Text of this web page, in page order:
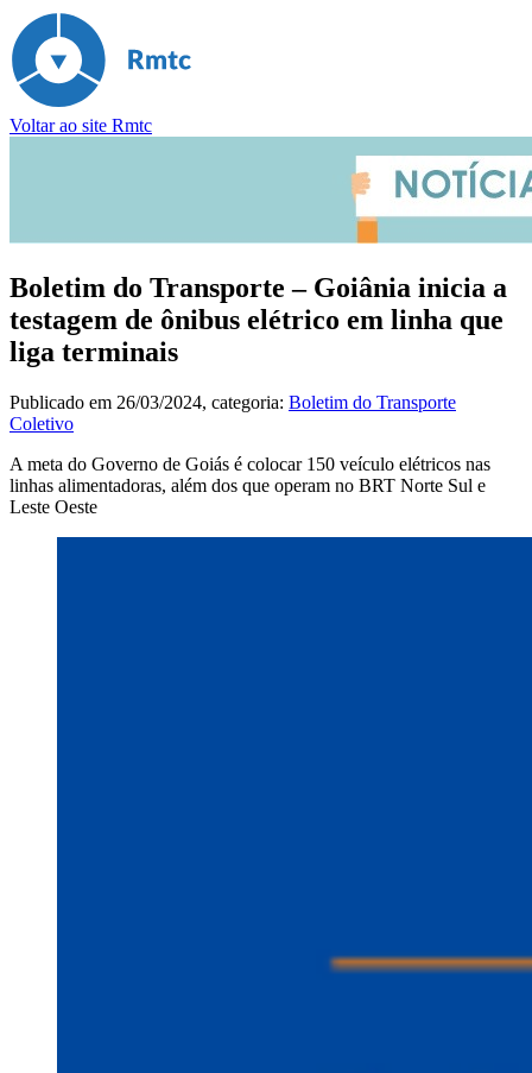
Voltar ao site Rmtc
Boletim do Transporte – Goiânia inicia a
testagem de ônibus elétrico em linha que
liga terminais
Publicado em 26/03/2024, categoria: Boletim do Transporte
Coletivo
A meta do Governo de Goiás é colocar 150 veículo elétricos nas
linhas alimentadoras, além dos que operam no BRT Norte Sul e
Leste Oeste